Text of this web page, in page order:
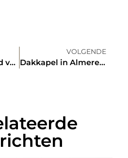
De Veelzijdigheid van Pootaardappelen Kopen
VOLGENDE
Dakkapel in Almere: Lokale Experts voor Je Woningverbeteringen